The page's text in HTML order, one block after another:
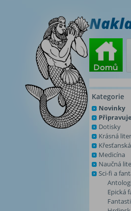
Kategorie
Novinky
Dotisky
Krásná
Medicína
Naučná
Sci-fi a
Epická